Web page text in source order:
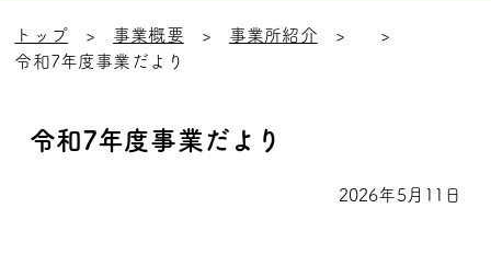
トップ 事業概要
事業所紹介
令和7年度事業だより
令和7年度事業だより
2026年5月11日